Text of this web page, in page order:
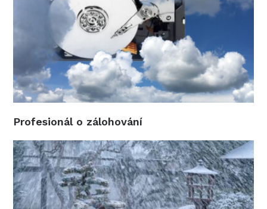
Profesionál o zálohování